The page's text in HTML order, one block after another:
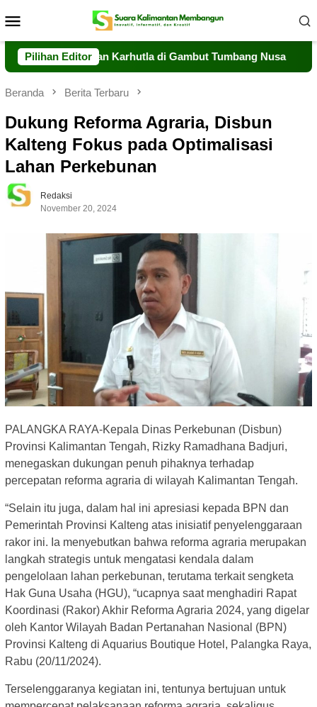
ke
Mobile
Pilihan Editor
Jinakkan Karhutla di Gambut Tumbang Nusa
Beranda Berita Terbaru
Dukung Reforma Agraria, Disbun
Kalteng Fokus pada Optimalisasi
Lahan Perkebunan
Redaksi
November 20, 2024
PALANGKA RAYA-Kepala Dinas Perkebunan (Disbun)
Provinsi Kalimantan Tengah, Rizky Ramadhana Badjuri,
menegaskan dukungan penuh pihaknya terhadap
percepatan reforma agraria di wilayah Kalimantan Tengah.
“Selain itu juga, dalam hal ini apresiasi kepada BPN dan
Pemerintah Provinsi Kalteng atas inisiatif penyelenggaraan
rakor ini. Ia menyebutkan bahwa reforma agraria merupakan
langkah strategis untuk mengatasi kendala dalam
pengelolaan lahan perkebunan, terutama terkait sengketa
Hak Guna Usaha (HGU), “ucapnya saat menghadiri Rapat
Koordinasi (Rakor) Akhir Reforma Agraria 2024, yang digelar
oleh Kantor Wilayah Badan Pertanahan Nasional (BPN)
Provinsi Kalteng di Aquarius Boutique Hotel, Palangka Raya,
Rabu (20/11/2024).
Terselenggaranya kegiatan ini, tentunya bertujuan untuk